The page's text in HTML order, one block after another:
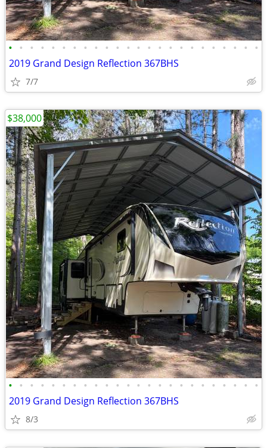
• • • • • • • • • • • • • • • • • • • • • • • •
2019 Grand Design Reflection 367BHS
7/7
• • • • • • • • • • • • • • • • • • • • • • • •
2019 Grand Design Reflection 367BHS
8/3
$38,000